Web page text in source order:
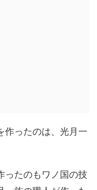
作ったのは、光月一
ったのもワノ国の技